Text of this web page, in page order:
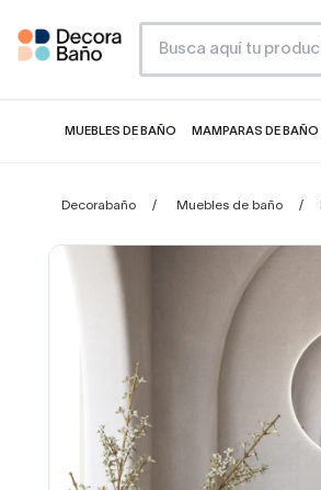
MUEBLES DE BAÑO MAMPARAS DE BAÑO
Decorabaño Muebles de baño